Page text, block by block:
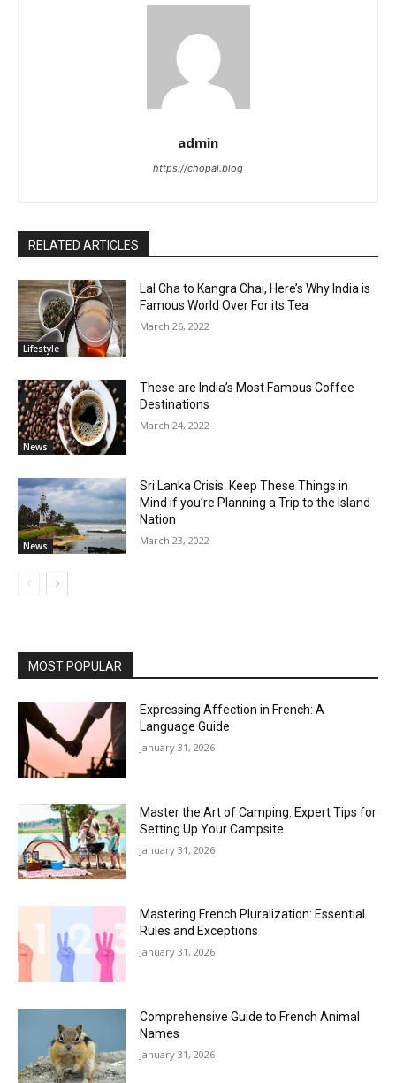
admin
https://chopal.blog
RELATED ARTICLES
Lifestyle
Lal Cha to Kangra Chai, Here’s Why India is
Famous World Over For its Tea
March 26, 2022
News
These are India’s Most Famous Coffee
Destinations
March 24, 2022
News
Sri Lanka Crisis: Keep These Things in
Mind if you’re Planning a Trip to the Island
Nation
March 23, 2022
MOST POPULAR
Expressing Affection in French: A
Language Guide
January 31, 2026
Master the Art of Camping: Expert Tips for
Setting Up Your Campsite
January 31, 2026
Mastering French Pluralization: Essential
Rules and Exceptions
January 31, 2026
Comprehensive Guide to French Animal
Names
January 31, 2026